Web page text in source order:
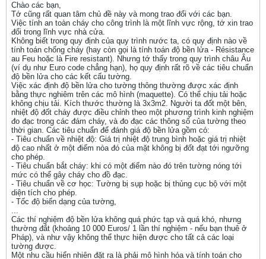
Chào các bạn,
Tớ cũng rất quan tâm chủ đề này và mong trao đổi với các bạn.
Việc tính an toàn cháy cho công trình là một lĩnh vực rộng, tớ xin trao
đổi trong lĩnh vực nhà cửa.
Không biết trong quy định của quy trình nước ta, có quy định nào về
tính toán chống cháy (hay còn gọi là tính toán độ bền lửa - Résistance
au Feu hoặc là Fire resistant). Nhưng tớ thấy trong quy trình châu Âu
(ví dụ như Euro code chẳng hạn), họ quy định rất rõ về các tiêu chuẩn
độ bền lửa cho các kết cấu tường.
Việc xác định độ bền lửa cho tường thông thường được xác định
bằng thực nghiêm trên các mô hình (maquette). Có thể chịu tải hoặc
không chịu tải. Kích thước thường là 3x3m2. Người ta đốt một bên,
nhiệt độ đốt cháy được điều chỉnh theo một phương trình kinh nghiệm
đo đạc trong các đám cháy, và đo đạc các thông số của tường theo
thời gian. Các tiêu chuẩn để đánh giá độ bền lửa gồm có:
- Tiêu chuẩn về nhiệt độ: Giá trị nhiệt độ trung bình hoặc giá trị nhiệt
độ cao nhất ở một điểm nòa đó của mặt không bị đốt đạt tới ngưỡng
cho phép.
- Tiêu chuẩn bắt cháy: khi có một điểm nào đó trên tường nóng tới
mức có thể gây cháy cho đồ đạc.
- Tiêu chuẩn về cơ học: Tường bị sụp hoặc bị thủng cục bộ với một
diện tích cho phép.
- Tốc độ biến dạng của tường,
...
Các thí nghiệm độ bền lửa không quá phức tạp và quá khó, nhưng
thường đắt (khoảng 10 000 Euros/ 1 lần thí nghiệm - nếu bạn thuê ở
Pháp), và như vậy không thể thực hiện được cho tất cả các loại
tường được.
Một nhu cầu hiển nhiên đặt ra là phải mô hình hóa và tính toán cho